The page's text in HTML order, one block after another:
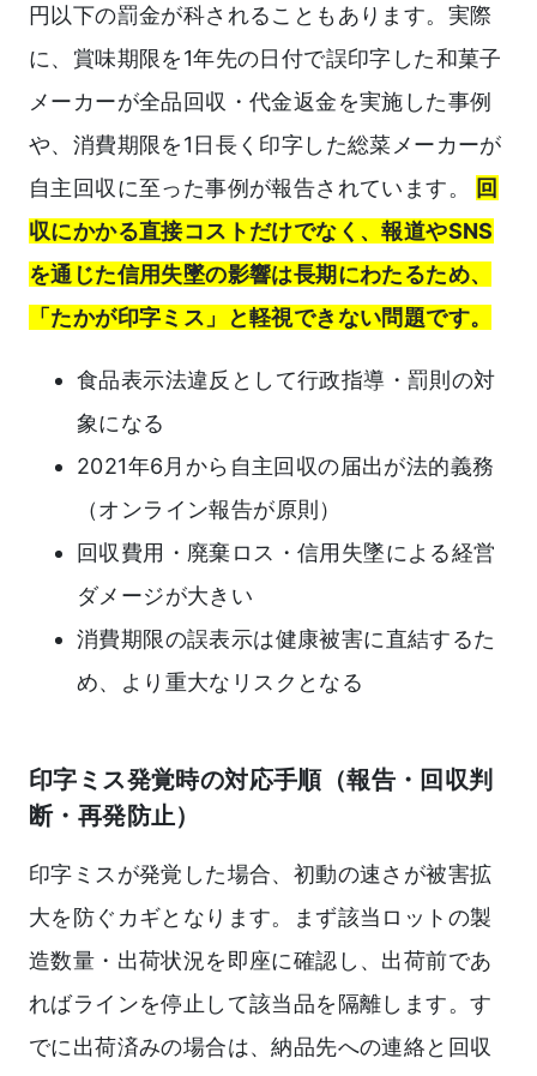
円以下の罰金が科されることもあります。実際
に、賞味期限を1年先の日付で誤印字した和菓子
メーカーが全品回収・代金返金を実施した事例
や、消費期限を1日長く印字した総菜メーカーが
自主回収に至った事例が報告されています。
回
収にかかる直接コストだけでなく、報道やSNS
を通じた信用失墜の影響は長期にわたるため、
「たかが印字ミス」と軽視できない問題です。
食品表示法違反として行政指導・罰則の対
象になる
2021年6月から自主回収の届出が法的義務
（オンライン報告が原則）
回収費用・廃棄ロス・信用失墜による経営
ダメージが大きい
消費期限の誤表示は健康被害に直結するた
め、より重大なリスクとなる
印字ミス発覚時の対応手順（報告・回収判
断・再発防止）
印字ミスが発覚した場合、初動の速さが被害拡
大を防ぐカギとなります。まず該当ロットの製
造数量・出荷状況を即座に確認し、出荷前であ
ればラインを停止して該当品を隔離します。す
でに出荷済みの場合は、納品先への連絡と回収